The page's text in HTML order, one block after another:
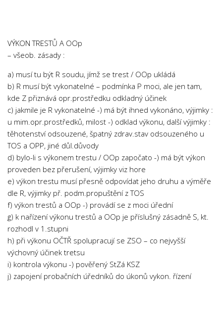
Fyzika
Informatika
Jazyky
Management
Marketing
Němčina
Občanská nauka
Pedagogika
Právo
Psychologie a Sociologie
Společenské vědy
Technika
Účetnictví
VÝKON TRESTŮ A OOp
– všeob. zásady :
a) musí tu být R soudu, jímž se trest / OOp ukládá
b) R musí být vykonatelné – podmínka P moci, ale jen tam,
kde Z přiznává opr.prostředku odkladný účinek
c) jakmile je R vykonatelné -) má být ihned vykonáno, výjimky :
u mim.opr.prostředků, milost -) odklad výkonu, další výjimky :
těhotenství odsouzené, špatný zdrav.stav odsouzeného u
TOS a OPP, jiné důl.důvody
d) bylo-li s výkonem trestu / OOp započato -) má být výkon
proveden bez přerušení, výjimky viz hore
e) výkon trestu musí přesně odpovídat jeho druhu a výměře
dle R, výjimky př. podm.propuštění z TOS
f) výkon trestů a OOp -) provádí se z moci úřední
g) k nařízení výkonu trestů a OOp je příslušný zásadně S, kt.
rozhodl v 1.stupni
h) při výkonu OČTŘ spolupracují se ZSO – co nejvyšší
výchovný účinek tretsu
i) kontrola výkonu -) pověřený StZá KSZ
j) zapojení probačních úředníků do úkonů vykon. řízení